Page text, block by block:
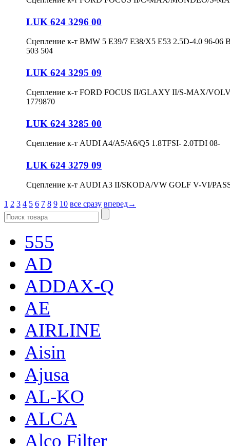
LUK 624 3296 00
Сцепление к-т BMW 5 E39/7 E38/X5 E53 2.5D-4.0 96-06
503 504
LUK 624 3295 09
Сцепление к-т FORD FOCUS II/GLAXY II/S-MAX/
1779870
LUK 624 3285 00
Сцепление к-т AUDI A4/A5/A6/Q5 1.8TFSI- 2.0TDI 08-
LUK 624 3279 09
Сцепление к-т AUDI A3 II/SKODA/VW GOLF V-VI/
1 2 3 4 5 6 7 8 9 10 все сразу вперед→
555
AD
ADDAX-Q
AE
AIRLINE
Aisin
Ajusa
AL-KO
ALCA
Alco Filter